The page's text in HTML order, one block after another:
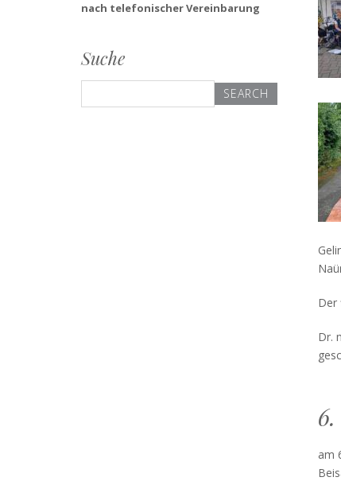
Der
Dr.
am
nach telefonischer Vereinbarung
Suche
for: